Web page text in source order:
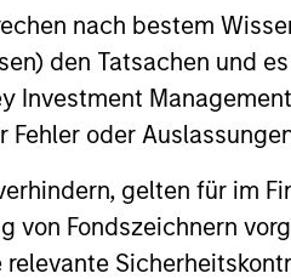
nach bestem
den Tatsachen und
Investment
oder
gelten für im
Fondszeichnern
markets. Each edition
the current